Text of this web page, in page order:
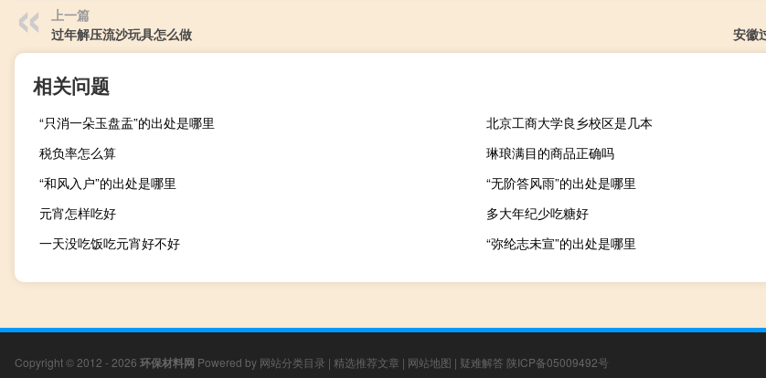
上一篇
过年解压流沙玩具怎么做
安徽
相关问题
“只消一朵玉盘盂”的出处是哪里
北京工商大学良乡校区是几本
税负率怎么算
琳琅满目的商品正确吗
“和风入户”的出处是哪里
“无阶答风雨”的出处是哪里
元宵怎样吃好
多大年纪少吃糖好
一天没吃饭吃元宵好不好
“弥纶志未宣”的出处是哪里
Copyright © 2012 - 2026 环保材料网 Powered by 网站分类目录 | 精选推荐文章 | 网站地图 | 疑难解答 陕ICP备05009492号